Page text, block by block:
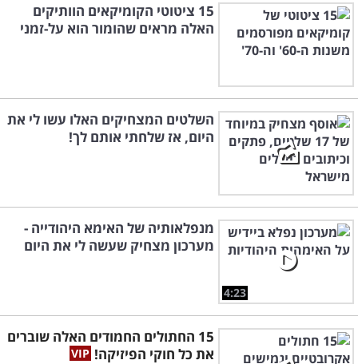
15 ציטוטי הקומיקאים הוותיקים
האלה מראים שהומור הוא על-זמני
השלטים המצחיקים האלו עשו לי את
היום, אז שלחתי אותם לך!
4:23
מנפלאותיה של האימא היהודייה -
מערכון מצחיק שעשה לי את היום
15 החתולים החמודים האלה שוברים
את כל חוקי הפיזיקה!